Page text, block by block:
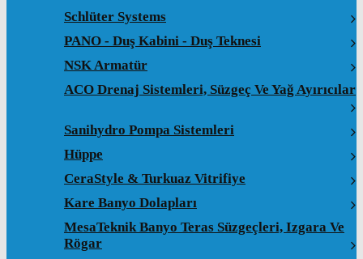
Schlüter Systems
PANO - Duş Kabini - Duş Teknesi
NSK Armatür
ACO Drenaj Sistemleri, Süzgeç Ve Yağ Ayırıcılar
Sanihydro Pompa Sistemleri
Hüppe
CeraStyle & Turkuaz Vitrifiye
Kare Banyo Dolapları
MesaTeknik Banyo Teras Süzgeçleri, Izgara Ve
Rögar